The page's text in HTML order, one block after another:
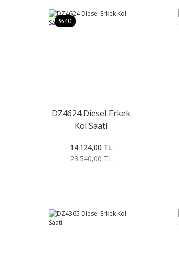
%40
DZ4624 Diesel Erkek
Kol Saati
14.124,00 TL
23.540,00 TL